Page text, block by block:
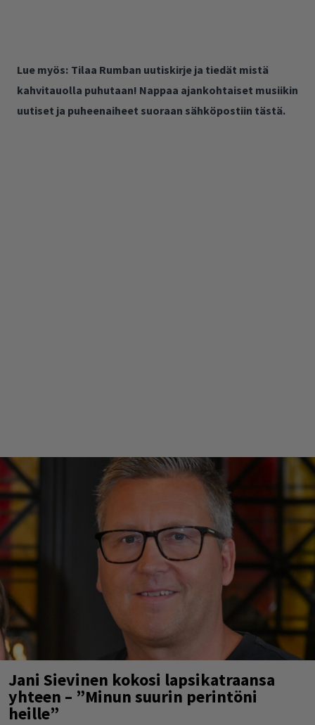
Lue myös: Tilaa Rumban uutiskirje ja tiedät mistä
kahvitauolla puhutaan! Nappaa ajankohtaiset musiikin
uutiset ja puheenaiheet suoraan sähköpostiin tästä.
Jani Sievinen kokosi lapsikatraansa
yhteen – ”Minun suurin perintöni
heille”